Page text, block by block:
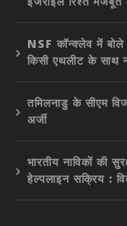
NSF कॉन्क्लेव में बोले
किसी एथलीट के साथ
तमिलनाडु के सीएम
अर्जी
भारतीय नाविकों की
हेल्पलाइन सक्रिय :